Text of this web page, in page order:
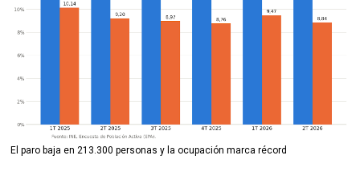
El paro baja en 213.300 personas y la ocupación marca récord